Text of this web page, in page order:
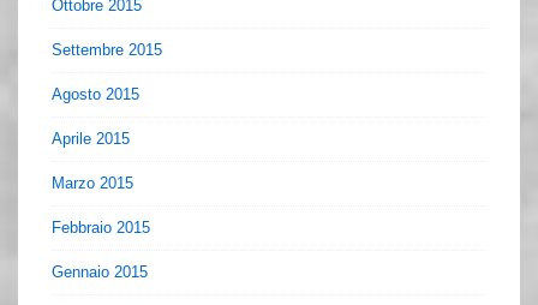
Ottobre 2015
Settembre 2015
Agosto 2015
Aprile 2015
Marzo 2015
Febbraio 2015
Gennaio 2015